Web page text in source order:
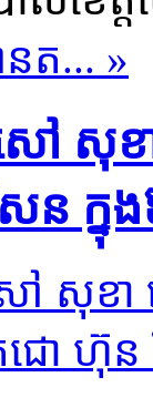
ត... »
សុខា
ន ក្នុ